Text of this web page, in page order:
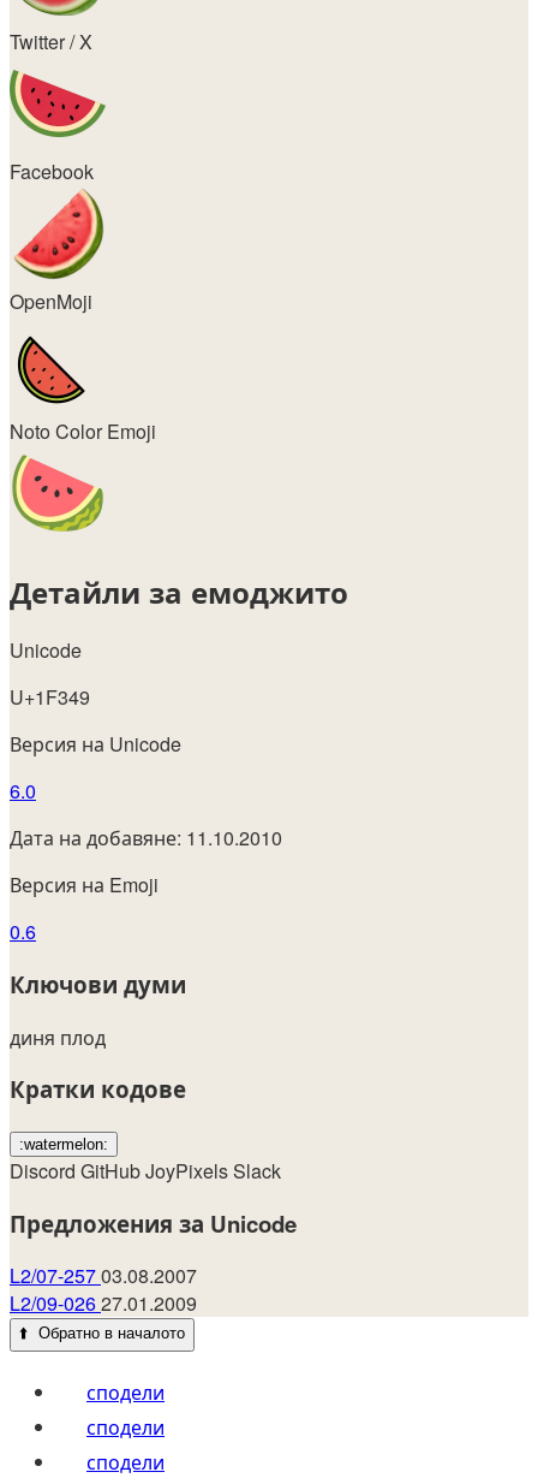
Twitter / X
Facebook
OpenMoji
Noto Color Emoji
Детайли за емоджито
Unicode
U+1F349
Версия на Unicode
6.0
Дата на добавяне: 11.10.2010
Версия на Emoji
0.6
Ключови думи
диня плод
Кратки кодове
:watermelon:
Discord GitHubJoyPixelsSlack
Предложения за Unicode
L2/07-25703.08.2007
L2/09-02627.01.2009
⬆️ Обратно в началото
сподели
сподели
сподели